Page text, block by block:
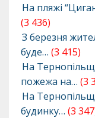
На пляжі
(3 436)
З березня
буде… (3 415)
На
пожежа на… (3
На
будинку… (3